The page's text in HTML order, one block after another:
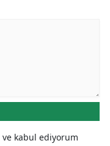
kabul ediyorum